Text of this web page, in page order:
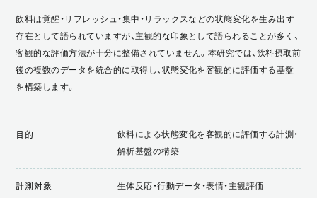
飲料は覚醒・リフレッシュ・集中・リラックスなどの状態変化を生み出す
存在として語られていますが、主観的な印象として語られることが多く、
客観的な評価方法が十分に整備されていません。本研究では、飲料摂取前
後の複数のデータを統合的に取得し、状態変化を客観的に評価する基盤
を構築します。
目的
飲料による状態変化を客観的に評価する計測・
解析基盤の構築
計測対象 生体反応・行動データ・表情・主観評価